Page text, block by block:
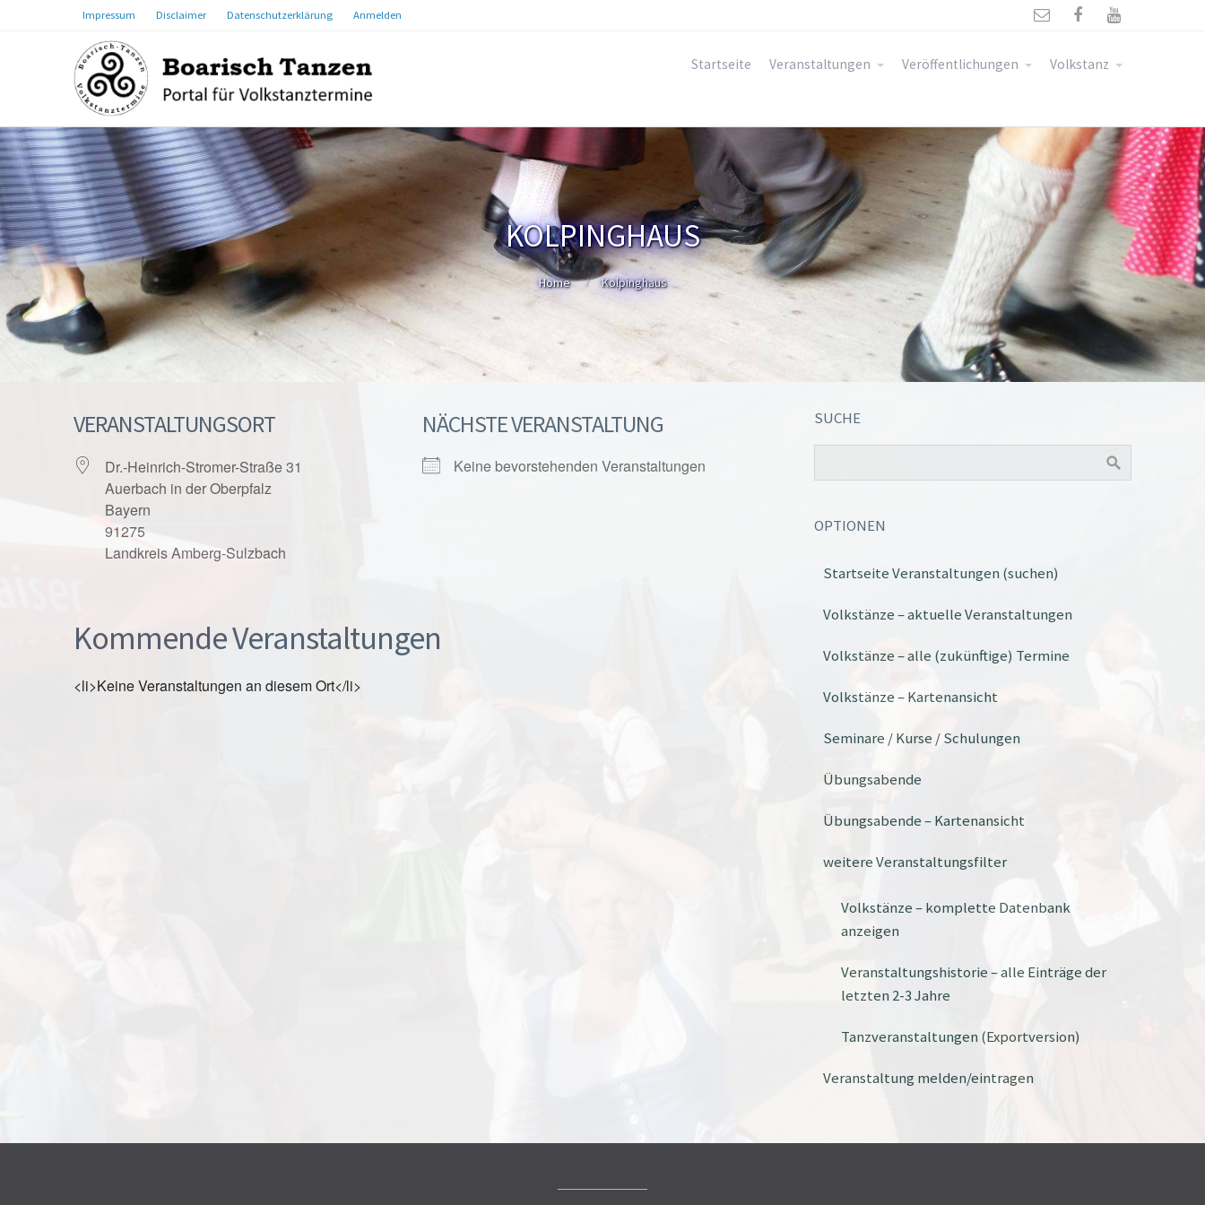
Impressum Disclaimer Datenschutzerklärung Anmelden   
Startseite Veranstaltungen Veröffentlichungen Volkstanz
KOLPINGHAUS
Home Kolpinghaus
VERANSTALTUNGSORT
Dr.-Heinrich-Stromer-Straße 31
Auerbach in der Oberpfalz
Bayern
91275
Landkreis Amberg-Sulzbach
NÄCHSTE VERANSTALTUNG
Keine bevorstehenden Veranstaltungen
Kommende Veranstaltungen
<li>Keine Veranstaltungen an diesem Ort</li>
SUCHE
OPTIONEN
Startseite Veranstaltungen (suchen)
Volkstänze – aktuelle Veranstaltungen
Volkstänze – alle (zukünftige) Termine
Volkstänze – Kartenansicht
Seminare / Kurse / Schulungen
Übungsabende
Übungsabende – Kartenansicht
weitere Veranstaltungsfilter
Volkstänze – komplette Datenbank
anzeigen
Veranstaltungshistorie – alle Einträge der
letzten 2-3 Jahre
Tanzveranstaltungen (Exportversion)
Veranstaltung melden/eintragen